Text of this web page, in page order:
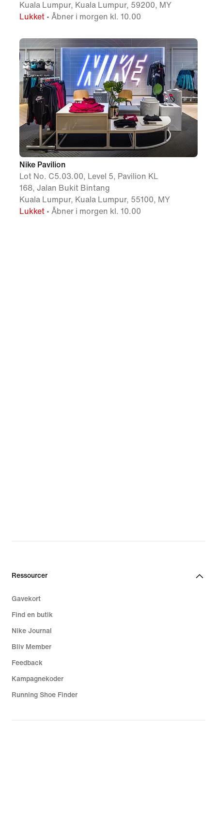
Kuala Lumpur, Kuala Lumpur, 59200, MY
Lukket • Åbner i morgen kl. 10.00
Nike Pavilion
Lot No. C5.03.00, Level 5, Pavilion KL
168, Jalan Bukit Bintang
Kuala Lumpur, Kuala Lumpur, 55100, MY
Lukket • Åbner i morgen kl. 10.00
Ressourcer
Gavekort
Find en butik
Nike Journal
Bliv Member
Feedback
Kampagnekoder
Running Shoe Finder